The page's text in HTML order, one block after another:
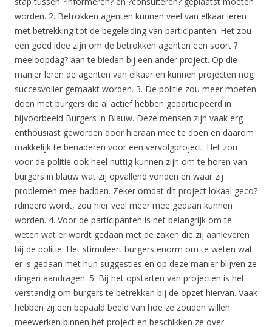
worden. 2. Betrokken agenten kunnen veel van elkaar leren
met betrekking tot de begeleiding van participanten. Het zou
een goed idee zijn om de betrokken agenten een soort ?
meeloopdag? aan te bieden bij een ander project. Op die
manier leren de agenten van elkaar en kunnen projecten nog
succesvoller gemaakt worden. 3. De politie zou meer moeten
doen met burgers die al actief hebben geparticipeerd in
bijvoorbeeld Burgers in Blauw. Deze mensen zijn vaak erg
enthousiast geworden door hieraan mee te doen en daarom
makkelijk te benaderen voor een vervolgproject. Het zou
voor de politie ook heel nuttig kunnen zijn om te horen van
burgers in blauw wat zij opvallend vonden en waar zij
problemen mee hadden. Zeker omdat dit project lokaal geco?
rdineerd wordt, zou hier veel meer mee gedaan kunnen
worden. 4. Voor de participanten is het belangrijk om te
weten wat er wordt gedaan met de zaken die zij aanleveren
bij de politie. Het stimuleert burgers enorm om te weten wat
er is gedaan met hun suggesties en op deze manier blijven ze
dingen aandragen. 5. Bij het opstarten van projecten is het
verstandig om burgers te betrekken bij de opzet hiervan. Vaak
hebben zij een bepaald beeld van hoe ze zouden willen
meewerken binnen het project en beschikken ze over